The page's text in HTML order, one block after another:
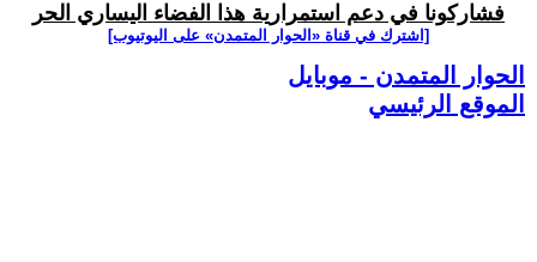
فشاركونا في دعم استمرارية هذا الفضاء اليساري الحر
[اشترك في قناة ‫«الحوار المتمدن» على اليوتيوب]
الحوار المتمدن - موبايل
الموقع الرئيسي